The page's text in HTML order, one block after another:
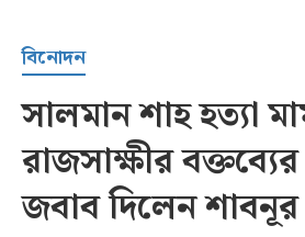
বিনোদন
সালমান শাহ হত্যা
রাজসাক্ষীর
জবাব দিলেন শাবনূর